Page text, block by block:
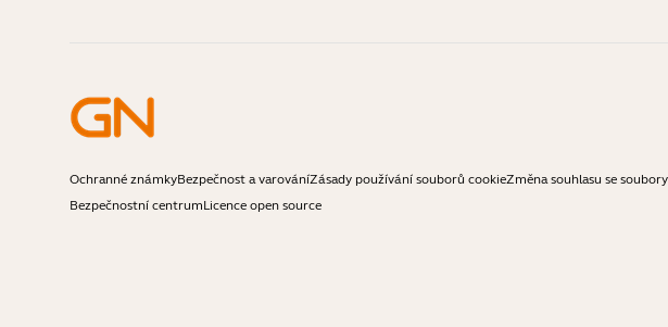
Ochranné známkyBezpečnost a varováníZásady používání souborů cookieZměna souhlasu se
Bezpečnostní centrumLicence open source